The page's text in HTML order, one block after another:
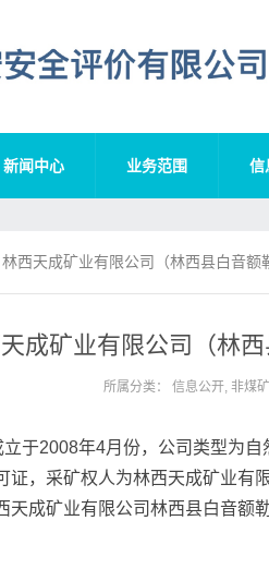
新闻中心 业务范围 信
林西天成矿业有限公司（林西县白音
成矿业有限公司（林
所属分类： 信息公开, 非煤
于2008年4月份，公司类型为
证，采矿权人为林西天成矿业
天成矿业有限公司林西县白音额